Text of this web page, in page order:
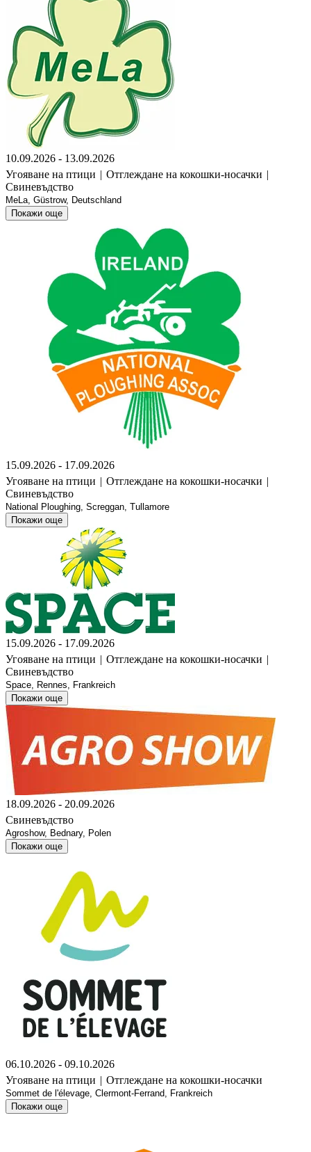
10.09.2026 - 13.09.2026
Угояване на птици | Отглеждане на кокошки-носачки |
Свиневъдство
MeLa, Güstrow, Deutschland
Покажи още
15.09.2026 - 17.09.2026
Угояване на птици | Отглеждане на кокошки-носачки |
Свиневъдство
National Ploughing, Screggan, Tullamore
Покажи още
15.09.2026 - 17.09.2026
Угояване на птици | Отглеждане на кокошки-носачки |
Свиневъдство
Space, Rennes, Frankreich
Покажи още
18.09.2026 - 20.09.2026
Свиневъдство
Agroshow, Bednary, Polen
Покажи още
06.10.2026 - 09.10.2026
Угояване на птици | Отглеждане на кокошки-носачки
Sommet de l'élevage, Clermont-Ferrand, Frankreich
Покажи още